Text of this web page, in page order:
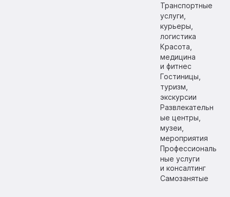
Транспортные
услуги,
курьеры,
логистика
Красота,
медицина
и фитнес
Гостиницы,
туризм,
экскурсии
Развлекательн
ые центры,
музеи,
мероприятия
Профессиональ
ные услуги
и консалтинг
Самозанятые